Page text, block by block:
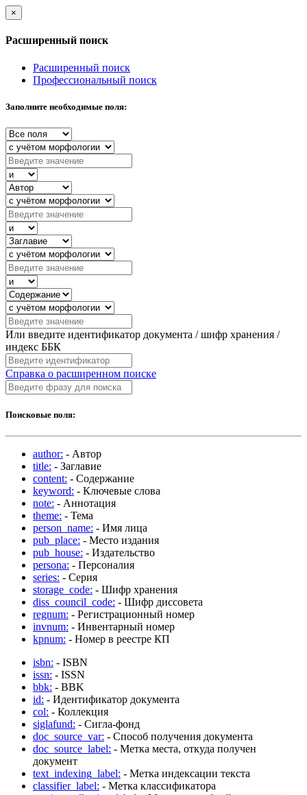
×
Расширенный поиск
Расширенный поиск
Профессиональный поиск
Заполните необходимые поля:
Или введите идентификатор документа / шифр хранения /
индекс ББК
Справка о расширенном поиске
Поисковые поля:
author: - Автор
title: - Заглавие
content: - Содержание
keyword: - Ключевые слова
note: - Аннотация
theme: - Тема
person_name: - Имя лица
pub_place: - Место издания
pub_house: - Издательство
persona: - Персоналия
series: - Серия
storage_code: - Шифр хранения
diss_council_code: - Шифр диссовета
regnum: - Регистрационный номер
invnum: - Инвентарный номер
kpnum: - Номер в реестре КП
isbn: - ISBN
issn: - ISSN
bbk: - BBK
id: - Идентификатор документа
col: - Коллекция
siglafund: - Сигла-фонд
doc_source_var: - Способ получения документа
doc_source_label: - Метка места, откуда получен
документ
text_indexing_label: - Метка индексации текста
classifier_label: - Метка классификатора